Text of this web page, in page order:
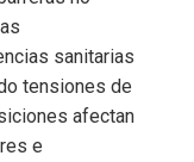
sanitarias
tensiones de
afectan
e